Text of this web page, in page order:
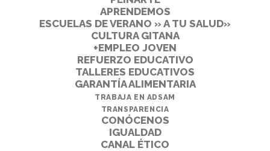
APRENDEMOS
ESCUELAS DE VERANO » A TU SALUD»
CULTURA GITANA
+EMPLEO JOVEN
REFUERZO EDUCATIVO
TALLERES EDUCATIVOS
GARANTÍA ALIMENTARIA
TRABAJA EN ADSAM
TRANSPARENCIA
CONÓCENOS
IGUALDAD
CANAL ÉTICO